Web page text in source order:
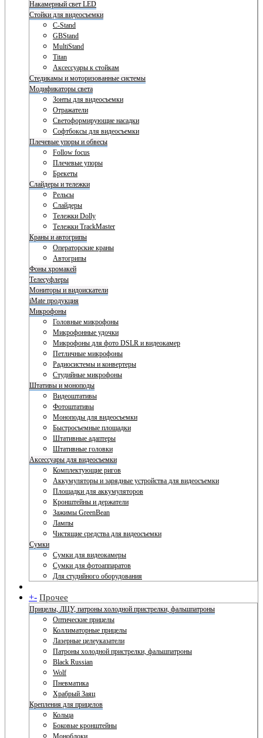
Накамерный свет LED
Стойки для видеосъемки
C-Stand
GBStand
MultiStand
Titan
Аксессуары к стойкам
Стедикамы и моторизованные системы
Модификаторы света
Зонты для видеосъемки
Отражатели
Светоформирующие насадки
Софтбоксы для видеосъемки
Плечевые упоры и обвесы
Follow focus
Плечевые упоры
Брекеты
Слайдеры и тележки
Рельсы
Слайдеры
Тележки Dolly
Тележки TrackMaster
Краны и автогрипы
Операторские краны
Автогрипы
Фоны хромакей
Телесуфлеры
Мониторы и видоискатели
iMate продукция
Микрофоны
Головные микрофоны
Микрофонные удочки
Микрофоны для фото DSLR и видеокамер
Петличные микрофоны
Радиосистемы и конвертеры
Студийные микрофоны
Штативы и моноподы
Видеоштативы
Фотоштативы
Моноподы для видеосъемки
Быстросъемные площадки
Штативные адаптеры
Штативные головки
Аксессуары для видеосъемки
Комплектующие ригов
Аккумуляторы и зарядные устройства для видеосъемки
Площадки для аккумуляторов
Кронштейны и держатели
Зажимы GreenBean
Лампы
Чистящие средства для видеосъемки
Сумки
Сумки для видеокамеры
Сумки для фотоаппаратов
Для студийного оборудования
+- Прочее
Прицелы, ЛЦУ, патроны холодной пристрелки, фальшпатроны
Оптические прицелы
Коллиматорные прицелы
Лазерные целеуказатели
Патроны холодной пристрелки, фальшпатроны
Black Russian
Wolf
Пневматика
Храбрый Заяц
Крепления для прицелов
Кольца
Боковые кронштейны
Моноблоки